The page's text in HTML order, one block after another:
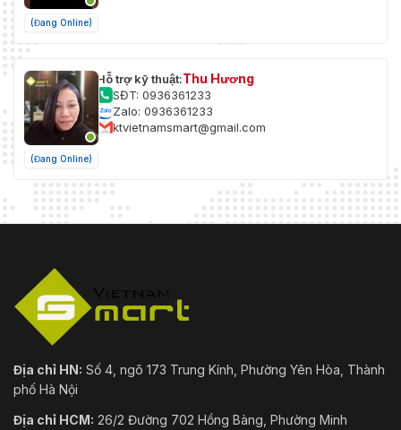
(Đang Online)
(Đang Online)
Hỗ trợ kỹ thuật:Thu Hương
SĐT: 0936361233
Zalo: 0936361233
ktvietnamsmart@gmail.com
Địa chỉ HN: Số 4, ngõ 173 Trung Kính, Phường Yên Hòa, Thành
phố Hà Nội
Địa chỉ HCM: 26/2 Đường 702 Hồng Bàng, Phường Minh